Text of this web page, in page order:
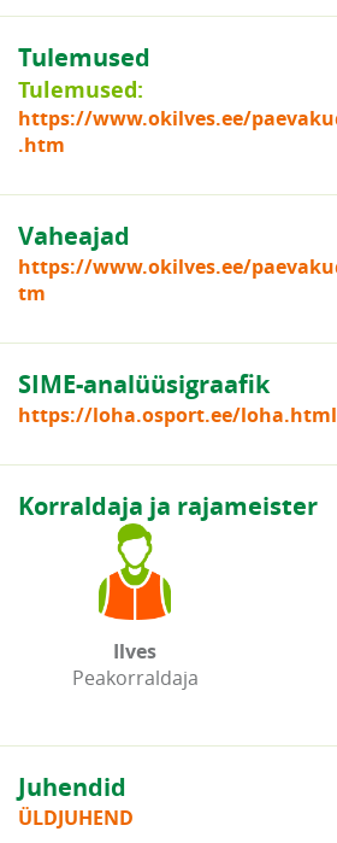
Tulemused
Tulemused:
https://www.okilves.ee/
.htm
Vaheajad
https://www.okilves.ee/
tm
SIME-analüüsigraafik
https://loha.osport.ee/
Korraldaja ja rajameister
Ilves
Peakorraldaja
Juhendid
ÜLDJUHEND